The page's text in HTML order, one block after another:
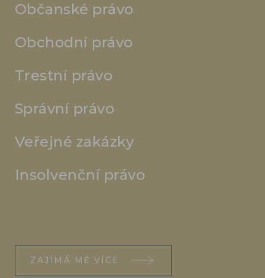
Občanské právo
Obchodní právo
Trestní právo
Správní právo
Veřejné zakázky
Insolvenční právo
ZAJÍMÁ MĚ VÍCE